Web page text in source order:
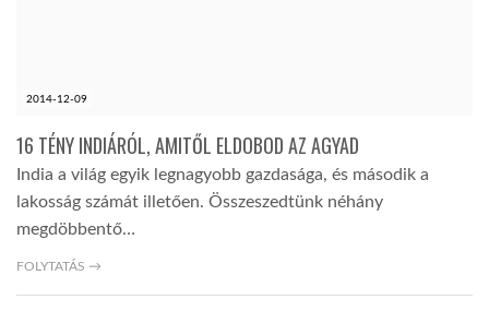
2014-12-09
16 TÉNY INDIÁRÓL, AMITŐL ELDOBOD AZ AGYAD
India a világ egyik legnagyobb gazdasága, és második a
lakosság számát illetően. Összeszedtünk néhány
megdöbbentő…
FOLYTATÁS →